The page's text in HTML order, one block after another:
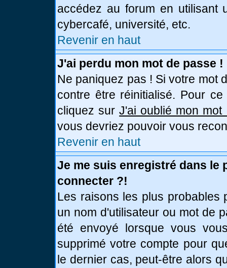
accédez au forum en utilisant
cybercafé, université, etc.
Revenir en haut
J'ai perdu mon mot de passe !
Ne paniquez pas ! Si votre mot
contre être réinitialisé. Pour
cliquez surJ'ai oublié mon mot
vous devriez pouvoir vous
Revenir en haut
Je me suis enregistré dans le
connecter ?!
Les raisons les plus probables
un nom d'utilisateur ou mot de
été envoyé lorsque vous
supprimé votre compte pour
le dernier cas, peut-être alors